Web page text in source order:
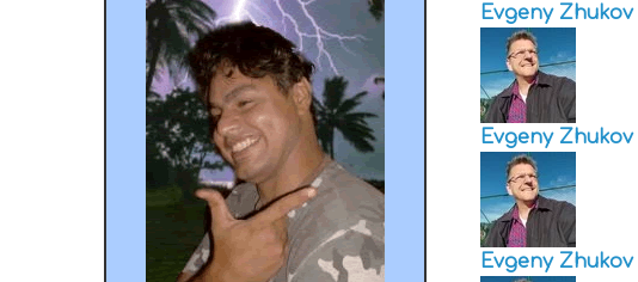
Evgeny Zhukov
Evgeny Zhukov
Evgeny Zhukov